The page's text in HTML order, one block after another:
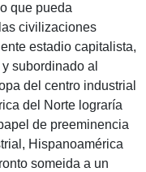
que pueda
civilizaciones
estadio capitalista,
subordinado al
del centro industrial
del Norte lograría
de preeminencia
Hispanoamérica
someida a un